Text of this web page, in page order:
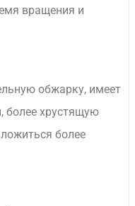
вращения и
обжарку, имеет
более хрустящую
более